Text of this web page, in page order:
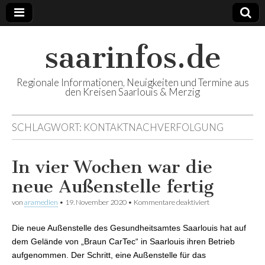
saarinfos.de
Regionale Informationen, Neuigkeiten und Termine aus
den Kreisen Saarlouis & Merzig
SCHLAGWORT: KONTAKTNACHVERFOLGUNG
In vier Wochen war die
neue Außenstelle fertig
von aramedien • 19. November 2020 • Kommentare deaktiviert
fertig
Die neue Außenstelle des Gesundheitsamtes Saarlouis hat auf
dem Gelände von „Braun CarTec“ in Saarlouis ihren Betrieb
aufgenommen. Der Schritt, eine Außenstelle für das